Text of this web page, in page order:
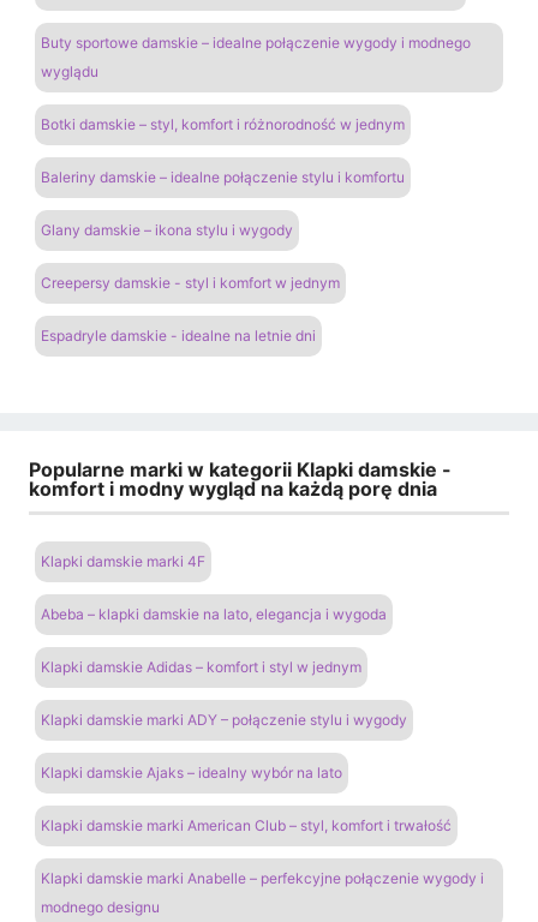
Buty sportowe damskie – idealne połączenie wygody i modnego
wyglądu
Botki damskie – styl, komfort i różnorodność w jednym
Baleriny damskie – idealne połączenie stylu i komfortu
Glany damskie – ikona stylu i wygody
Creepersy damskie - styl i komfort w jednym
Espadryle damskie - idealne na letnie dni
Popularne marki w kategorii Klapki damskie -
komfort i modny wygląd na każdą porę dnia
Klapki damskie marki 4F
Abeba – klapki damskie na lato, elegancja i wygoda
Klapki damskie Adidas – komfort i styl w jednym
Klapki damskie marki ADY – połączenie stylu i wygody
Klapki damskie Ajaks – idealny wybór na lato
Klapki damskie marki American Club – styl, komfort i trwałość
Klapki damskie marki Anabelle – perfekcyjne połączenie wygody i
modnego designu